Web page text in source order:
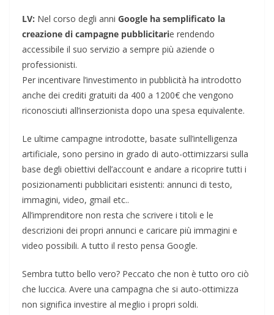
LV: Nel corso degli anni Google ha semplificato la
creazione di campagne pubblicitarie rendendo
accessibile il suo servizio a sempre più aziende o
professionisti.
Per incentivare l’investimento in pubblicità ha introdotto
anche dei crediti gratuiti da 400 a 1200€ che vengono
riconosciuti all’inserzionista dopo una spesa equivalente.
Le ultime campagne introdotte, basate sull’intelligenza
artificiale, sono persino in grado di auto-ottimizzarsi sulla
base degli obiettivi dell’account e andare a ricoprire tutti i
posizionamenti pubblicitari esistenti: annunci di testo,
immagini, video, gmail etc..
All’imprenditore non resta che scrivere i titoli e le
descrizioni dei propri annunci e caricare più immagini e
video possibili. A tutto il resto pensa Google.
Sembra tutto bello vero? Peccato che non è tutto oro ciò
che luccica. Avere una campagna che si auto-ottimizza
non significa investire al meglio i propri soldi.